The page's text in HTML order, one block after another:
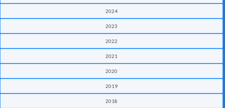
2024
2023
2022
2021
2020
2019
2018